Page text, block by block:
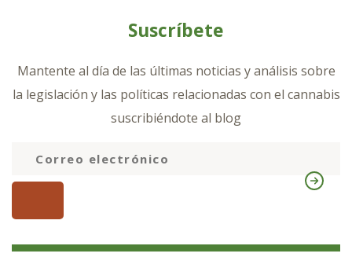
Suscríbete
Mantente al día de las últimas noticias y análisis sobre
la legislación y las políticas relacionadas con el cannabis
suscribiéndote al blog